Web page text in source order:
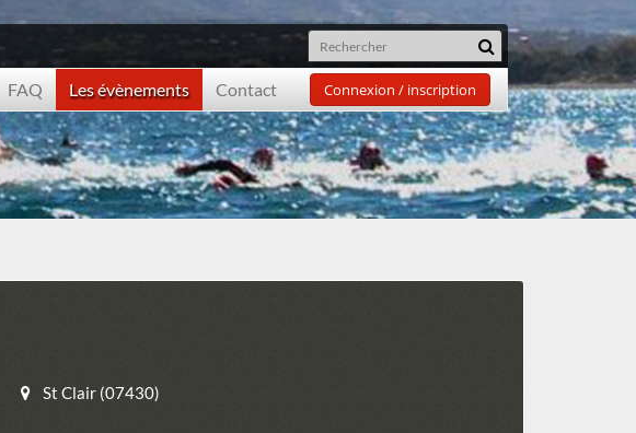
FAQ Les évènements Contact Connexion / inscription
St Clair (07430)